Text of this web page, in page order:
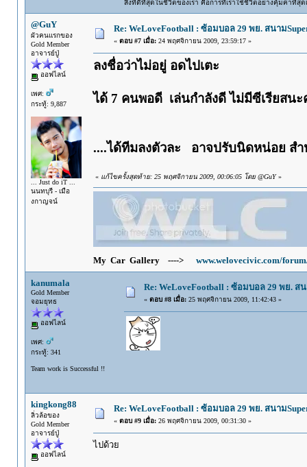
สิ่งที่ดีที่สุดในชีวิตของเรา คือการที่เราใช้ชีวิตอย่างคุ้มค่าที่สุด
@GuY
ผัวคนแรกของ
Gold Member
อาจารย์ปู่
ออฟไลน์
เพศ:
กระทู้: 9,887
... Just do iT ...
นนทบุรี - เมือ
งกาญจน์
Re: WeLoveFootball : ซ้อมบอล 29 พย. สนาม
« ตอบ #7 เมื่อ:24 พฤศจิกายน 2009, 23:59:17 »
ลงชื่อว่าไม่อยู่ อดไปเตะ
ได้ 7 คนพอดี เล่นกำลังดี ไม่มีซีเรียสน
....ได้ทีมลงตัวละ อาจปรับนิดหน่อย ส
« แก้ไขครั้งสุดท้าย: 25 พฤศจิกายน 2009, 00:06:05 โดย @GuY»
My Car Gallery ----> www.welovecivic.com/
kanumala
Gold Member
จอมยุทธ
ออฟไลน์
เพศ:
กระทู้: 341
Team work is Successful !!
Re: WeLoveFootball : ซ้อมบอล 29 พย. ส
« ตอบ #8 เมื่อ:25 พฤศจิกายน 2009, 11:42:43 »
kingkong88
ลิ่วล้อของ
Gold Member
อาจารย์ปู่
ออฟไลน์
Re: WeLoveFootball : ซ้อมบอล 29 พย. สนาม
« ตอบ #9 เมื่อ:26 พฤศจิกายน 2009, 00:31:30 »
ไปด้วย